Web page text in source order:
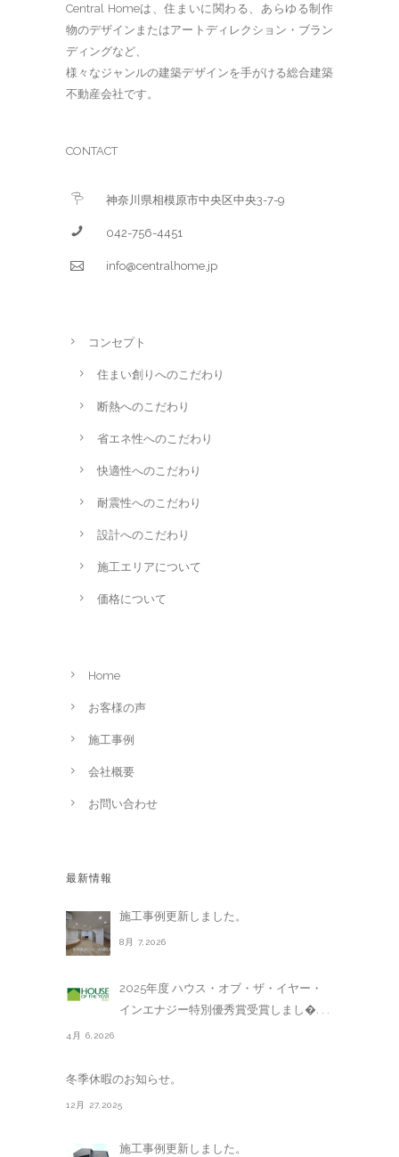
Central Homeは、住まいに関わる、あらゆる制作
物のデザインまたはアートディレクション・ブラン
ディングなど、
様々なジャンルの建築デザインを手がける総合建築
不動産会社です。
CONTACT
神奈川県相模原市中央区中央3-7-9
042-756-4451
info@centralhome.jp
コンセプト
住まい創りへのこだわり
断熱へのこだわり
省エネ性へのこだわり
快適性へのこだわり
耐震性へのこだわり
設計へのこだわり
施工エリアについて
価格について
Home
お客様の声
施工事例
会社概要
お問い合わせ
最新情報
施工事例更新しました。
8月 7,2026
2025年度 ハウス・オブ・ザ・イヤー・
インエナジー特別優秀賞受賞しまし�. . .
4月 6,2026
冬季休暇のお知らせ。
12月 27,2025
施工事例更新しました。